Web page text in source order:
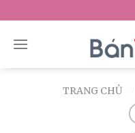
to
content
TRANG CHỦ